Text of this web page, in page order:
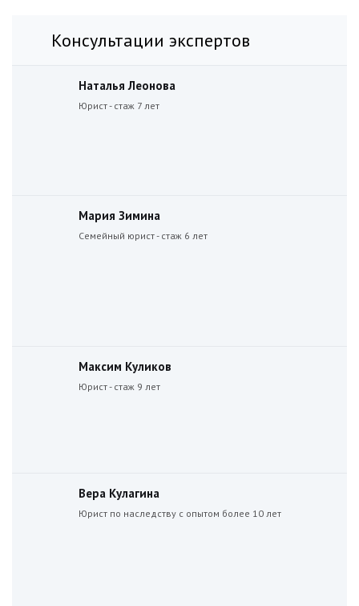
Консультации экспертов
Наталья Леонова
Юрист - стаж 7 лет
Мария Зимина
Семейный юрист - стаж 6 лет
Максим Куликов
Юрист - стаж 9 лет
Вера Кулагина
Юрист по наследству с опытом более 10 лет